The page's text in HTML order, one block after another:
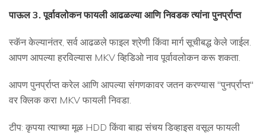
पाऊल 3. पूर्वावलोकन फायली आढळल्या आणि निवडक त्यांना पुनर्प्राप्त
स्कॅन केल्यानंतर, सर्व आढळले फाइल श्रेणी किंवा मार्ग सूचीबद्ध केले जाईल.
आपण आपल्या हरविल्यास MKV व्हिडिओ नाव पूर्वावलोकन करू शकता.
आपण पुनर्प्राप्त करेल आणि आपल्या संगणकावर जतन करण्यास "पुनर्प्राप्त"
वर क्लिक करा MKV फायली निवडा.
टीप: कृपया त्याच्या मूळ HDD किंवा बाह्य संचय डिव्हाइस वसूल फायली